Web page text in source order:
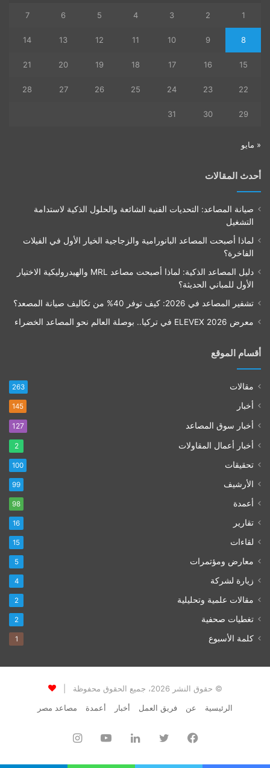
1
2
3
4
5
6
7
8
9
10
11
12
13
14
15
16
17
18
19
20
21
22
23
24
25
26
27
28
29
30
31
« مايو
أحدث المقالات
صيانة المصاعد: التحديات الفنية الشائعة والحلول الذكية لاستدامة
التشغيل
لماذا أصبحت المصاعد البانورامية والزجاجية الخيار الأول في الفيلات
الفاخرة؟
دليل المصاعد الذكية: لماذا أصبحت مصاعد MRL والهيدروليكية الاختيار
الأول للمباني الحديثة؟
تشفير المصاعد في 2026: كيف توفر 40% من تكاليف صيانة المصعد؟
معرض ELEVEX 2026 في تركيا.. بوصلة العالم نحو المصاعد الخضراء
أقسام الموقع
مقالات 263
أخبار 145
أخبار سوق المصاعد 127
أخبار أعمال المقاولات 2
تحقيقات 100
الأرشيف 99
أعمدة 98
تقارير 16
لقاءات 15
معارض ومؤتمرات 5
زيارة لشركة 4
مقالات علمية وتحليلية 2
تغطيات صحفية 2
كلمة الأسبوع 1
© حقوق النشر 2026، جميع الحقوق محفوظة |
الرئيسية
عن فريق العمل أخبار أعمدة مصاعد مصر
فيسبوك تويتر لينكدإن يوتيوب